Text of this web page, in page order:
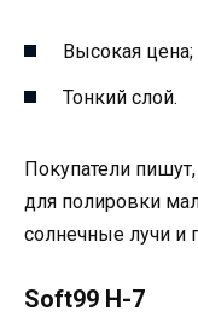
Высокая цена;
Тонкий слой.
Покупатели
для полировки
солнечные лучи и
Soft99 H-7